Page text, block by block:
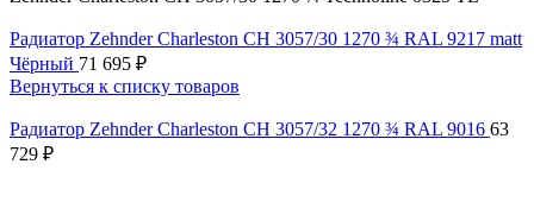
Радиатор Zehnder Charleston CH 3057/30 1270 ¾ RAL 9217 matt
Чёрный 71 695 ₽
Вернуться к списку товаров
Радиатор Zehnder Charleston CH 3057/32 1270 ¾ RAL 9016 63
729 ₽